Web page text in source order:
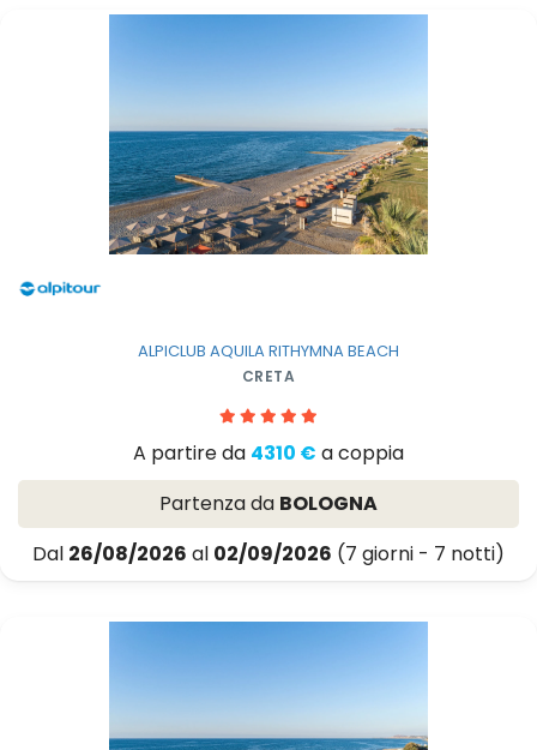
ALPICLUB AQUILA RITHYMNA BEACH
CRETA
A partire da 4310 € a coppia
Partenza da BOLOGNA
Dal 26/08/2026 al 02/09/2026 (7 giorni - 7 notti)